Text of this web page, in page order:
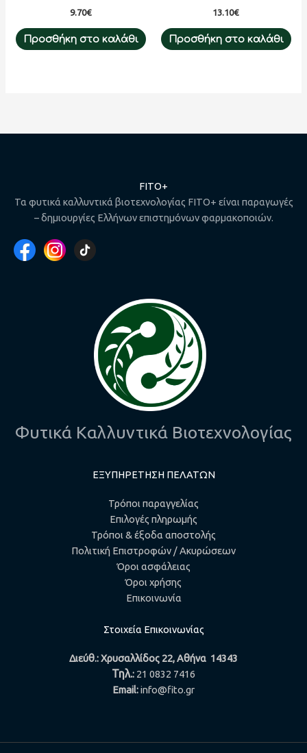
9.70€
Προσθήκη στο καλάθι
13.10€
Προσθήκη στο καλάθι
FITO+
Τα φυτικά καλλυντικά βιοτεχνολογίας FITO+ είναι παραγωγές
– δημιουργίες Ελλήνων επιστημόνων φαρμακοποιών.
Φυτικά Καλλυντικά Βιοτεχνολογίας
ΕΞΥΠΗΡΕΤΗΣΗ ΠΕΛΑΤΩΝ
Τρόποι παραγγελίας
Επιλογές πληρωμής
Τρόποι & έξοδα αποστολής
Πολιτική Επιστροφών / Ακυρώσεων
Όροι ασφάλειας
Όροι χρήσης
Επικοινωνία
Στοιχεία Επικοινωνίας
Διεύθ.: Χρυσαλλίδος 22, Αθήνα 14343
Τηλ.: 21 0832 7416
Email:info@fito.gr